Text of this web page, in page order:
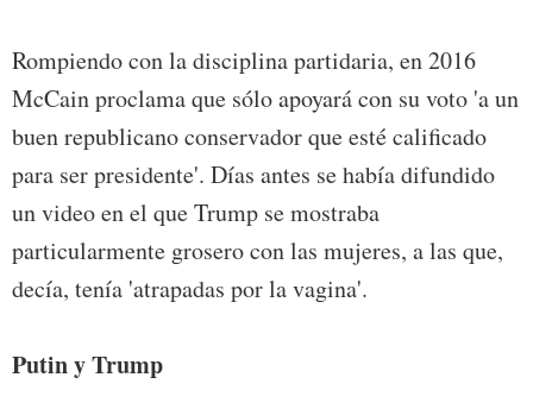
Rompiendo con la disciplina partidaria, en 2016
McCain proclama que sólo apoyará con su voto 'a un
buen republicano conservador que esté calificado
para ser presidente'. Días antes se había difundido
un video en el que Trump se mostraba
particularmente grosero con las mujeres, a las que,
decía, tenía 'atrapadas por la vagina'.
Putin y Trump